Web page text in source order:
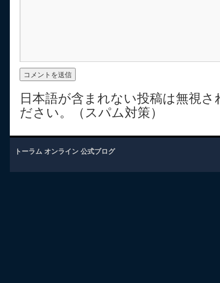
日本語が含まれない投稿は無視
ださい。（スパム対策）
トーラム オンライン 公式ブログ